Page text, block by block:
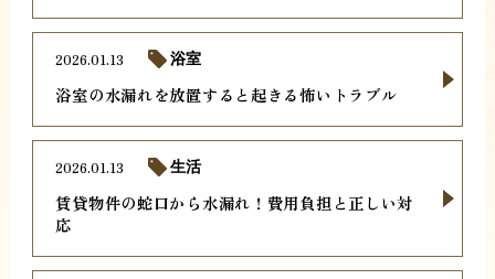
浴室の水漏れを放置すると起きる怖いトラブル
2026.01.13 浴室
賃貸物件の蛇口から水漏れ！費用負担と正しい対
応
2026.01.13 生活